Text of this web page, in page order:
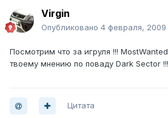
Virgin
Опубликовано 4 февраля, 2009
Посмотрим что за игруля !!!
твоему мнению по поваду Dark Sector
Цитата